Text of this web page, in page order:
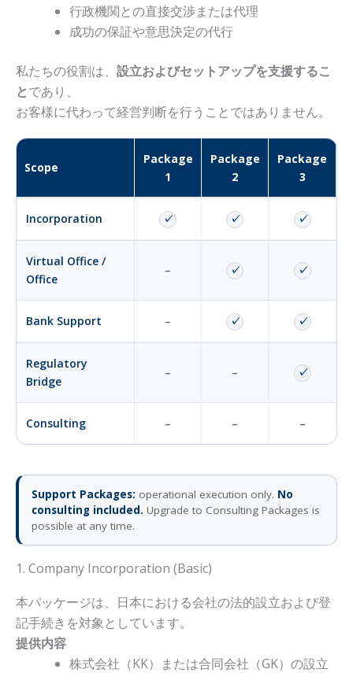
行政機関との直接交渉または代理
成功の保証や意思決定の代行
私たちの役割は、 設立およびセットアップを支援するこ
とであり、
お客様に代わって経営判断を行うことではありません。
Scope
Package
1
Package
2
Package
3
Incorporation ✓ ✓ ✓
Virtual Office /
Office
– ✓ ✓
Bank Support – ✓ ✓
Regulatory
Bridge
– – ✓
Consulting – – –
Support Packages: operational execution only. No
consulting included. Upgrade to Consulting Packages is
possible at any time.
1. Company Incorporation (Basic)
本パッケージは、日本における会社の法的設立および登
記手続きを対象としています。
提供内容
株式会社（KK）または合同会社（GK）の設立